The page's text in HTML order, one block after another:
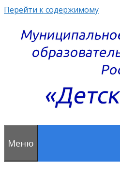
Перейти к содержимому
Меню